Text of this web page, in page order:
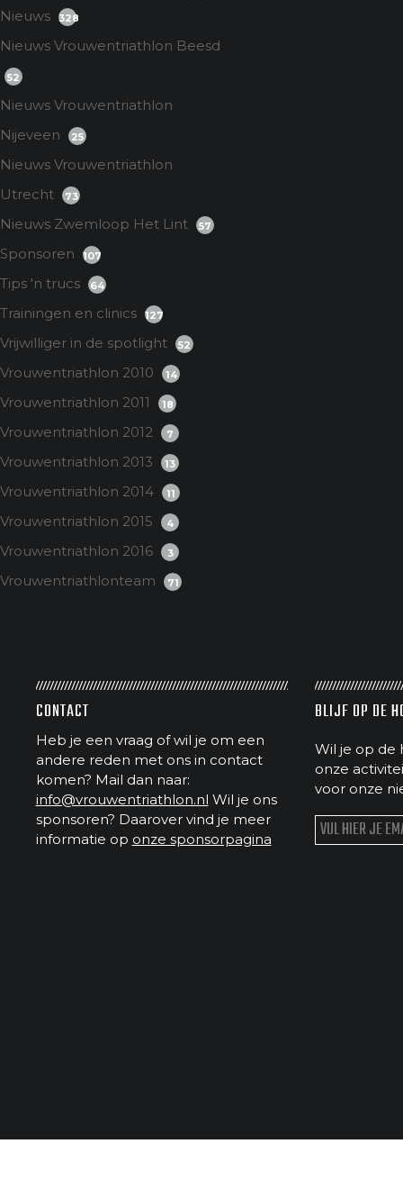
Nieuws 328
Nieuws Vrouwentriathlon Beesd
52
Nieuws Vrouwentriathlon
Nijeveen
25
Nieuws Vrouwentriathlon
Utrecht
73
Nieuws Zwemloop Het Lint 57
Sponsoren 107
Tips 'n trucs 64
Trainingen en clinics 127
Vrijwilliger in de spotlight 52
Vrouwentriathlon 2010 14
Vrouwentriathlon 2011 18
Vrouwentriathlon 2012 7
Vrouwentriathlon 2013 13
Vrouwentriathlon 2014 11
Vrouwentriathlon 2015 4
Vrouwentriathlon 2016 3
Vrouwentriathlonteam 71
CONTACT
Heb je een vraag of wil je om een
andere reden met ons in contact
komen? Mail dan naar:
info@vrouwentriathlon.nl Wil je ons
sponsoren? Daarover vind je meer
informatie op onze sponsorpagina
BLIJF OP DE
Wil je op de
onze
voor onze